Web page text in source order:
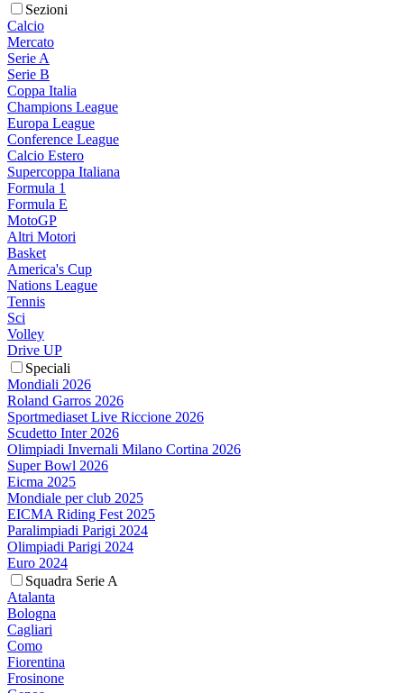
Sezioni
Calcio
Mercato
Serie A
Serie B
Coppa Italia
Champions League
Europa League
Conference League
Calcio Estero
Supercoppa Italiana
Formula 1
Formula E
MotoGP
Altri Motori
Basket
America's Cup
Nations League
Tennis
Sci
Volley
Drive UP
Speciali
Mondiali 2026
Roland Garros 2026
Sportmediaset Live Riccione 2026
Scudetto Inter 2026
Olimpiadi Invernali Milano Cortina 2026
Super Bowl 2026
Eicma 2025
Mondiale per club 2025
EICMA Riding Fest 2025
Paralimpiadi Parigi 2024
Olimpiadi Parigi 2024
Euro 2024
Squadra Serie A
Atalanta
Bologna
Cagliari
Como
Fiorentina
Frosinone